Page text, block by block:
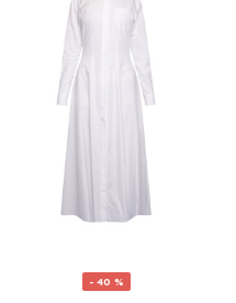
- 40 %